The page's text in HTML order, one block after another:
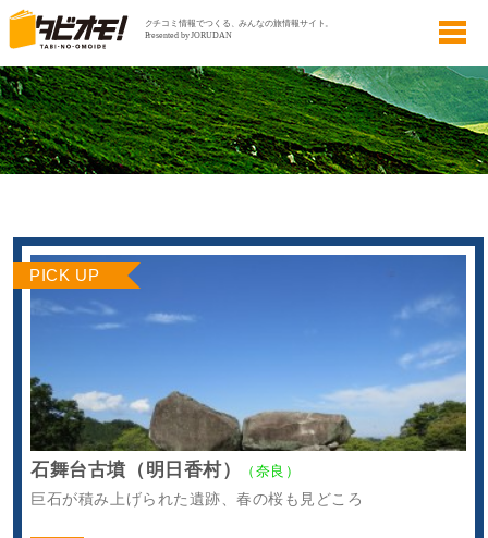
石舞台古墳（明日香村）
（奈良）
巨石が積み上げられた遺跡、春の桜も見どころ
PICK UP